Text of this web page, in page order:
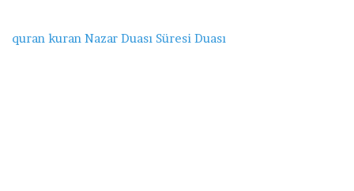
quran kuran Nazar Duası Süresi Duası